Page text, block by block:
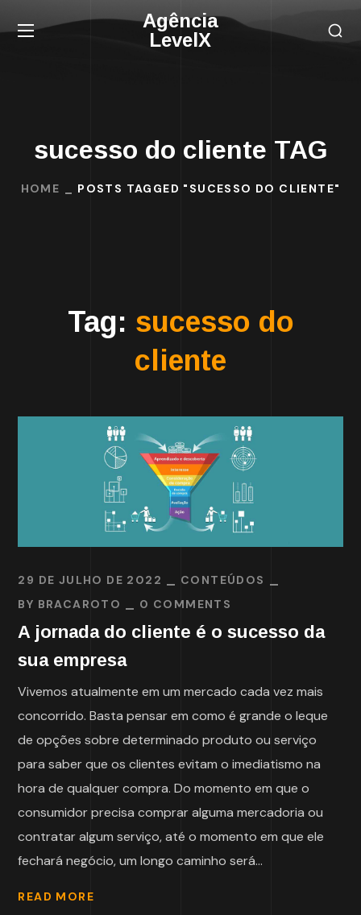
Agência
LevelX
sucesso do cliente TAG
HOME POSTS TAGGED "SUCESSO DO CLIENTE"
Tag: sucesso do
cliente
29 DE JULHO DE 2022
CONTEÚDOS
BY BRACAROTO 0 COMMENTS
A jornada do cliente é o sucesso da
sua empresa
Vivemos atualmente em um mercado cada vez mais
concorrido. Basta pensar em como é grande o leque
de opções sobre determinado produto ou serviço
para saber que os clientes evitam o imediatismo na
hora de qualquer compra. Do momento em que o
consumidor precisa comprar alguma mercadoria ou
contratar algum serviço, até o momento em que ele
fechará negócio, um longo caminho será...
READ MORE